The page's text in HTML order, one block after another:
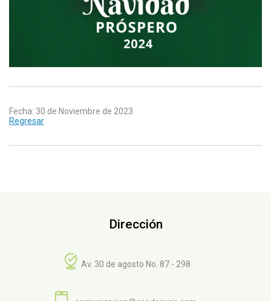
Fecha: 30 de Noviembre de 2023
Regresar
Dirección
Av. 30 de agosto No. 87 - 298